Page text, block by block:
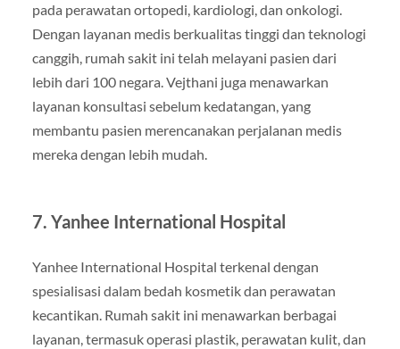
pada perawatan ortopedi, kardiologi, dan onkologi.
Dengan layanan medis berkualitas tinggi dan teknologi
canggih, rumah sakit ini telah melayani pasien dari
lebih dari 100 negara. Vejthani juga menawarkan
layanan konsultasi sebelum kedatangan, yang
membantu pasien merencanakan perjalanan medis
mereka dengan lebih mudah.
7. Yanhee International Hospital
Yanhee International Hospital terkenal dengan
spesialisasi dalam bedah kosmetik dan perawatan
kecantikan. Rumah sakit ini menawarkan berbagai
layanan, termasuk operasi plastik, perawatan kulit, dan